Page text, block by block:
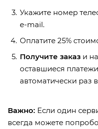
Укажите номер
e-mail.
Оплатите 25%
Получите заказ и
оставшиеся
автоматически раз
Важно: Если один
всегда можете